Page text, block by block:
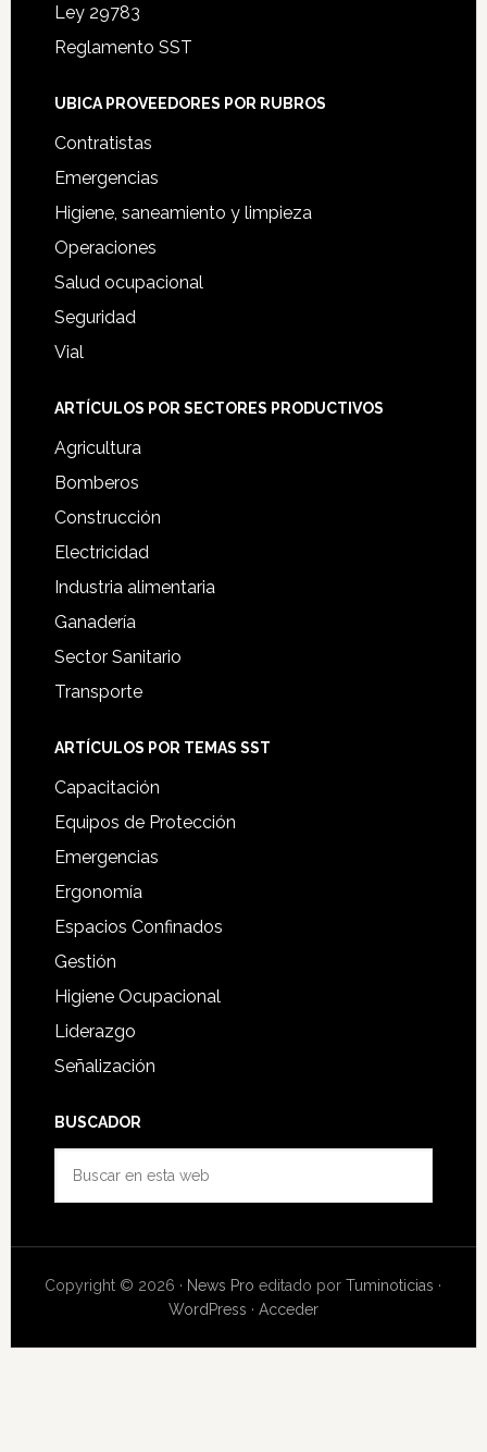
Ley 29783
Reglamento SST
UBICA PROVEEDORES POR RUBROS
Contratistas
Emergencias
Higiene, saneamiento y limpieza
Operaciones
Salud ocupacional
Seguridad
Vial
ARTÍCULOS POR SECTORES PRODUCTIVOS
Agricultura
Bomberos
Construcción
Electricidad
Industria alimentaria
Ganadería
Sector Sanitario
Transporte
ARTÍCULOS POR TEMAS SST
Capacitación
Equipos de Protección
Emergencias
Ergonomía
Espacios Confinados
Gestión
Higiene Ocupacional
Liderazgo
Señalización
BUSCADOR
web
Copyright © 2026 · News Pro editado porTuminoticias ·
WordPress · Acceder